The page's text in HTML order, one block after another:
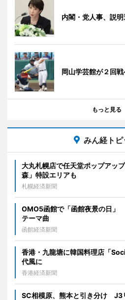
内閣・党人事、説明
岡山学芸館が２回
もっと見る
みん経トピ
大丸札幌店で任天堂ポップアッ
森」特設エリアも
札幌経済新聞
OMO5函館で「函館夜景の日」
テーマ曲
函館経済新聞
香港・九龍塘に韓国料理店「
代風に
香港経済新聞
SC相模原、熊本と引き分け J3